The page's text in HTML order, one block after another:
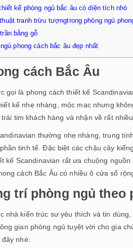
kế phòng ngủ bắc âu có diện tích nhỏ
tranh trừu tượngtrong phòng ngủ
bằng gỗ
phong cách bắc âu đẹp nhất
cách Bắc Âu
gọi là phong cách thiết kế
kế nhẹ nhàng, mộc mạc nhưng
tim khách hàng và nhận về rất
thường nhẹ nhàng, trung
tinh tế. Đặc biệt các chậu cây
kế Scandinavian rất ưa chuộng
cách Bắc Âu có nhiều ô cửa sổ
trí phòng ngủ theo
nhà kiến trúc sư yêu thích và tin
gian phòng ngủ tuyệt vời cho gia
nhé: